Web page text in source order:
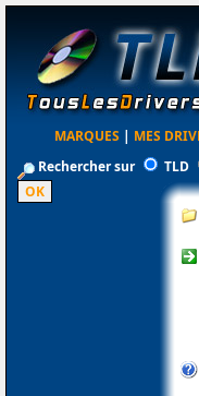
MARQUES | MES
Rechercher sur
TLD